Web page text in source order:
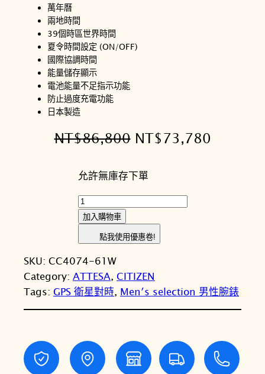
萬年曆
兩地時間
39個時區世界時間
夏令時間設定 (ON/OFF)
國際協調時間
能量儲存顯示
電池能量不足指示功能
防止過度充電功能
日本製造
NT$86,800 原
價
格
：
N
$
,
8
NT$73,780
$
,
7
允許無庫存下單
C
I
Z
E
N
星
A
T
加入購物車
點我使用優惠卷!
SKU: CC4074-61W
Category: ATTESA, CITIZEN
Tags: GPS 衛星對時, Men′s selection 男性腕錶